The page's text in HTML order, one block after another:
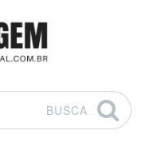
BUSCA